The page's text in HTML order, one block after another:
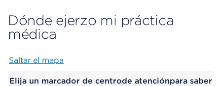
Dónde ejerzo mi práctica
médica
Saltar el mapa
Elija un marcador de centrode atenciónpara saber